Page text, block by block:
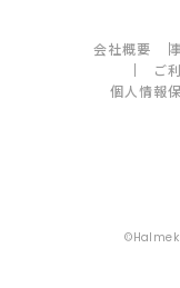
会社概要
ご
個人情報